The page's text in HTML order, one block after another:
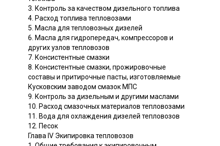
3. Контроль за качеством дизельного топлива
4. Расход топлива тепловозами
5. Масла для тепловозных дизелей
6. Масла для гидропередач, компрессоров и
других узлов тепловозов
7. Консистентные смазки
8. Консистентные смазки, прожировочные
составы и притирочные пасты, изготовляемые
Кусковским заводом смазок МПС
9. Контроль за дизельным и другими маслами
10. Расход смазочных материалов тепловозами
11. Вода для охлаждения дизелей тепловозов
12. Песок
Глава IV Экипировка тепловозов